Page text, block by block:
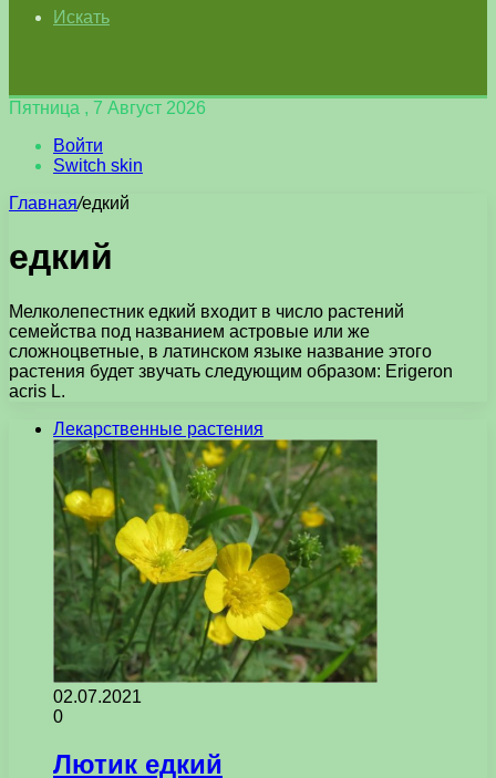
Искать
Пятница , 7 Август 2026
Войти
Switch skin
Главная/едкий
едкий
Мелколепестник едкий входит в число растений
семейства под названием астровые или же
сложноцветные, в латинском языке название этого
растения будет звучать следующим образом: Erigeron
acris L.
Лекарственные растения
02.07.2021
0
Лютик едкий